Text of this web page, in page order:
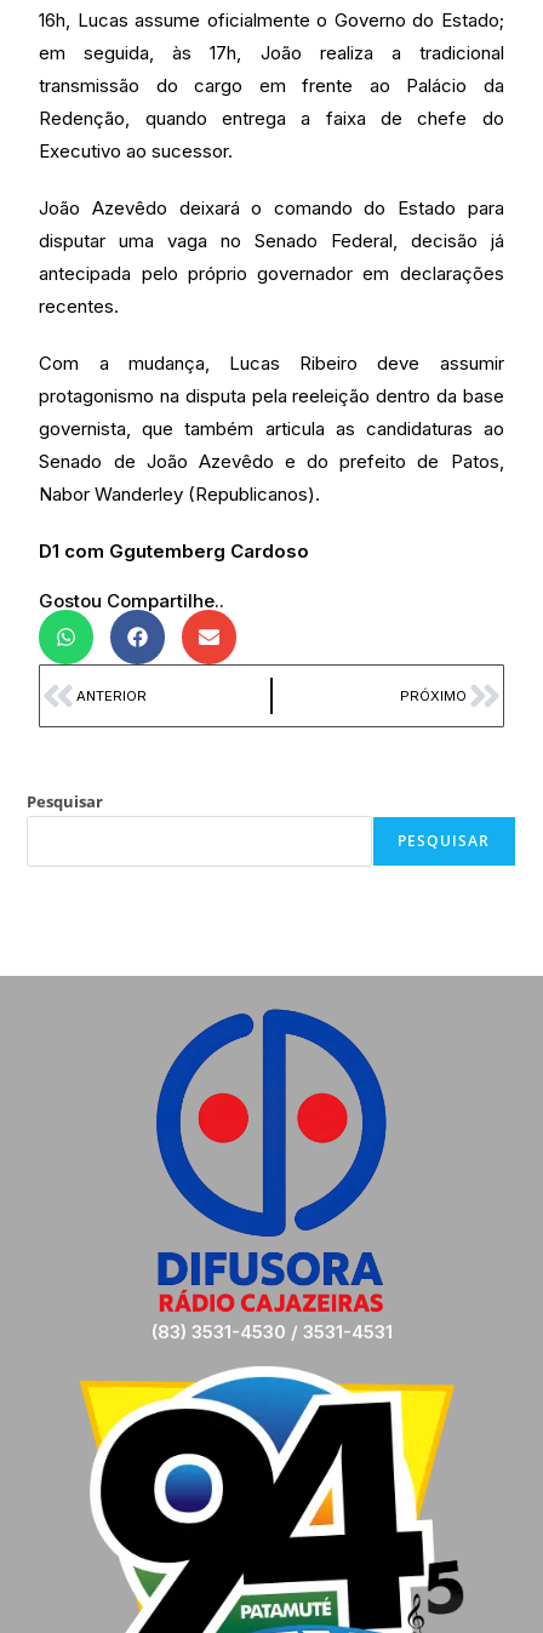
16h, Lucas assume oficialmente o Governo do Estado;
em seguida, às 17h, João realiza a tradicional
transmissão do cargo em frente ao Palácio da
Redenção, quando entrega a faixa de chefe do
Executivo ao sucessor.
João Azevêdo deixará o comando do Estado para
disputar uma vaga no Senado Federal, decisão já
antecipada pelo próprio governador em declarações
recentes.
Com a mudança, Lucas Ribeiro deve assumir
protagonismo na disputa pela reeleição dentro da base
governista, que também articula as candidaturas ao
Senado de João Azevêdo e do prefeito de Patos,
Nabor Wanderley (Republicanos).
D1 com Ggutemberg Cardoso
Gostou Compartilhe..
ANTERIOR PRÓXIMO
Pesquisar
PESQUISAR
(83) 3531-4530 / 3531-4531